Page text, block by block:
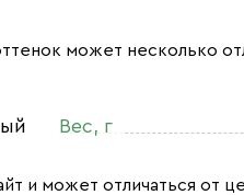
может несколько
Вес, г
и может отличаться от